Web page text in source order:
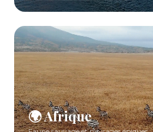
🌍 Afrique